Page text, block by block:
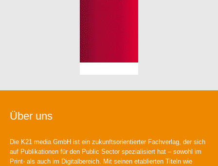
Über uns
Die K21 media GmbH ist ein zukunftsorientierter Fachverlag, der sich
auf Publikationen für den Public Sector spezialisiert hat – sowohl im
Print- als auch im Digitalbereich. Mit seinen etablierten Titeln wie